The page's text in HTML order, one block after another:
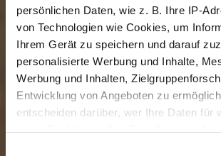
persönlichen Daten, wie z. B. Ihre IP-
von Technologien wie Cookies, um
Ihrem Gerät zu speichern und darauf
personalisierte Werbung und Inhalte,
Werbung und Inhalten,
Entwicklung von Angeboten zu
entscheiden darüber, wer Ihre Daten für
nutzt. Sie können Ihre Einwilligung